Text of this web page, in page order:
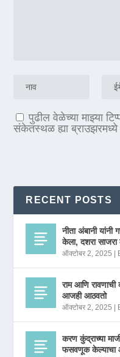
पुढील वेळेच्या माझ्या
संकेतस्थळ ह्या
RECENT POSTS
नीता अंबानी यांनी
केला, दशरा
ऑक्टोबर 2, 2025
राम आणि रावणाची
आजही आठवतो
ऑक्टोबर 2, 2025
करण कुंद्राच्या
फसवणूक केल्याचा